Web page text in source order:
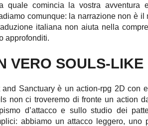
quale comincia la vostra avventura
comunque: la narrazione non è il
italiana non aiuta nella
approfonditi.
VERO SOULS-LIKE
and Sanctuary è un action-rpg 2D con
non ci troveremo di fronte un action
d’attacco e sullo studio dei
abbiamo un attacco leggero, uno